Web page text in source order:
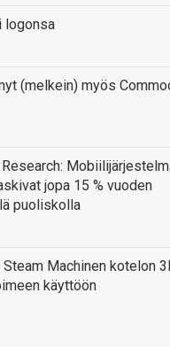
logonsa
(melkein) myös
jopa 15 % vuoden
puoliskolla
Machinen kotelon
käyttöön